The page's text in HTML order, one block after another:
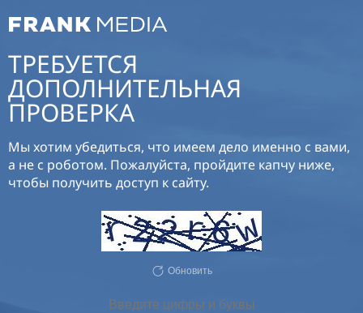
ТРЕБУЕТСЯ
ДОПОЛНИТЕЛЬНАЯ
ПРОВЕРКА
Мы хотим убедиться, что имеем дело именно с вами,
а не с роботом. Пожалуйста, пройдите капчу ниже,
чтобы получить доступ к сайту.
Обновить